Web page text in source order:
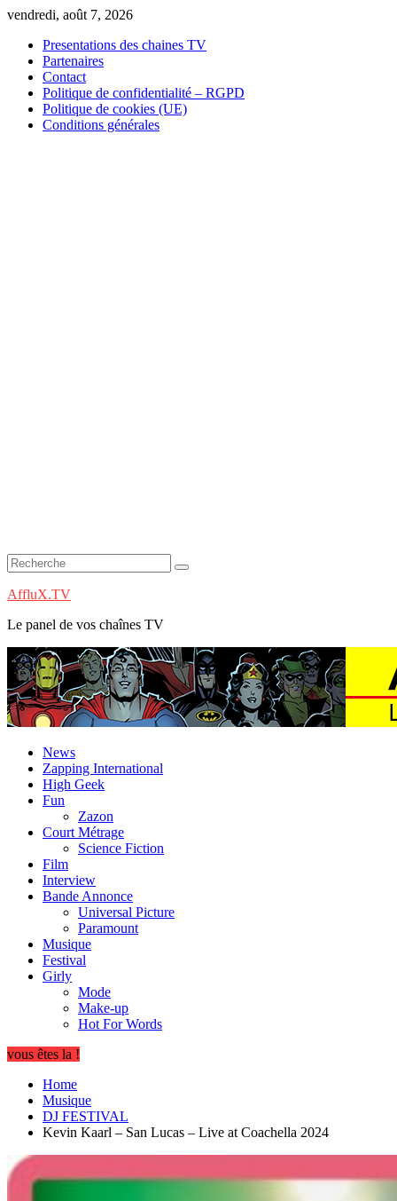
Skip
content
vendredi, août 7, 2026
Presentations des chaines TV
Partenaires
Contact
Politique de confidentialité – RGPD
Politique de cookies (UE)
Conditions générales
AffluX.TV
Le panel de vos chaînes TV
News
Zapping International
High Geek
Fun
Zazon
Court Métrage
Science Fiction
Film
Interview
Bande Annonce
Universal Picture
Paramount
Musique
Festival
Girly
Mode
Make-up
Hot For Words
vous êtes la !
Home
Musique
DJ FESTIVAL
Kevin Kaarl – San Lucas – Live at Coachella 2024